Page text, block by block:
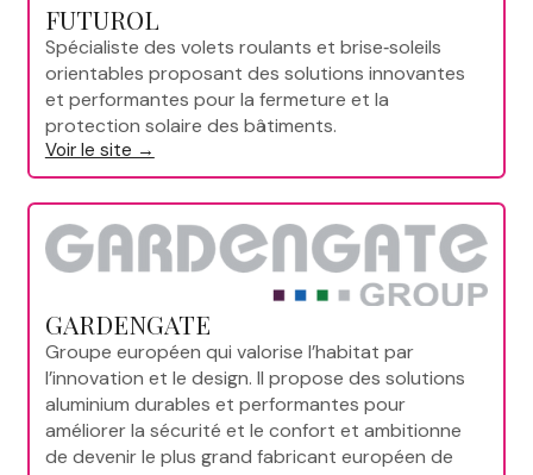
FUTUROL
Spécialiste des volets roulants et brise‑soleils
orientables proposant des solutions innovantes
et performantes pour la fermeture et la
protection solaire des bâtiments.
Voir le site →
GARDENGATE
Groupe européen qui valorise l’habitat par
l’innovation et le design. Il propose des solutions
aluminium durables et performantes pour
améliorer la sécurité et le confort et ambitionne
de devenir le plus grand fabricant européen de